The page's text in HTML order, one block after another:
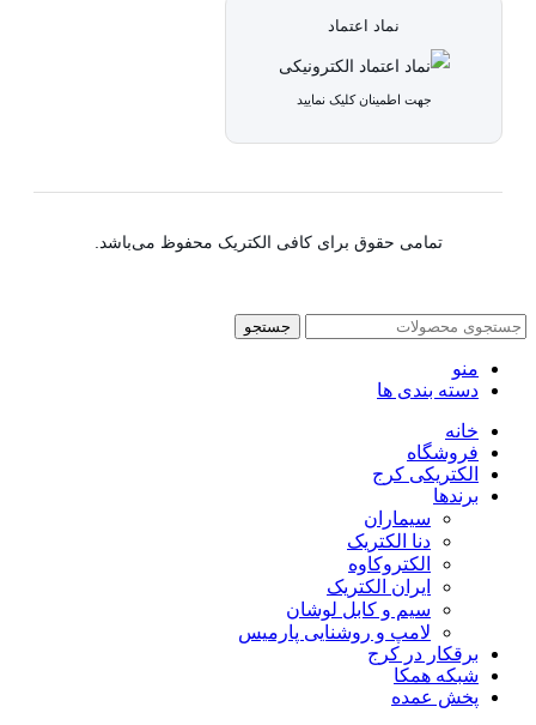
نماد اعتماد
جهت اطمینان کلیک نمایید
تمامی حقوق برای کافی الکتریک محفوظ می‌باشد.
جستجو
منو
دسته بندی ها
خانه
فروشگاه
الکتریکی کرج
برندها
سیماران
دنا الکتریک
الکتروکاوه
ایران الکتریک
سیم و کابل لوشان
لامپ و روشنایی پارمیس
برقکار در کرج
شبکه همکا
پخش عمده